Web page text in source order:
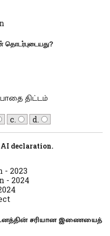
தொடர்புடையது?
திட்டம்
c. d.
AI declaration.
2023
- 2024
சரியான இணையைத்